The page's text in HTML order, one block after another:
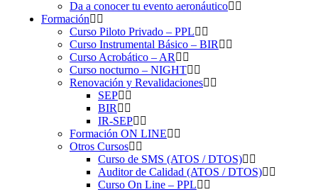
Da a conocer tu evento aeronáutico
Formación
Curso Piloto Privado – PPL
Curso Instrumental Básico – BIR
Curso Acrobático – AR
Curso nocturno – NIGHT
Renovación y Revalidaciones
SEP
BIR
IR-SEP
Formación ON LINE
Otros Cursos
Curso de SMS (ATOS / DTOS)
Auditor de Calidad (ATOS / DTOS)
Curso On Line – PPL